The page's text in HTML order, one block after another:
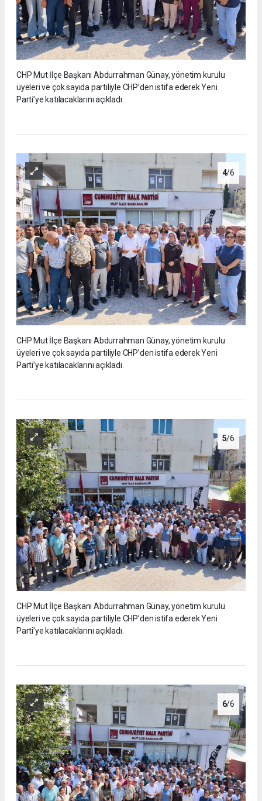
CHP Mut İlçe Başkanı Abdurrahman Günay, yönetim kurulu
üyeleri ve çok sayıda partiliyle CHP’den istifa ederek Yeni
Parti’ye katılacaklarını açıkladı.
4/6
CHP Mut İlçe Başkanı Abdurrahman Günay, yönetim kurulu
üyeleri ve çok sayıda partiliyle CHP’den istifa ederek Yeni
Parti’ye katılacaklarını açıkladı.
5/6
CHP Mut İlçe Başkanı Abdurrahman Günay, yönetim kurulu
üyeleri ve çok sayıda partiliyle CHP’den istifa ederek Yeni
Parti’ye katılacaklarını açıkladı.
6/6